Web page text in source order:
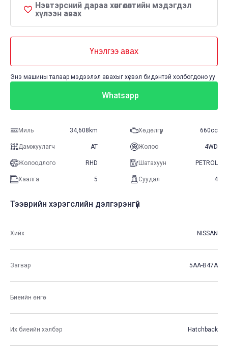
Нэвтэрсний дараа хөнгөлөлтийн мэдэгдэл
хүлээн авах
Үнэлгээ авах
Энэ машины талаар мэдээлэл авахыг хүсвэл бидэнтэй холбогдоно уу
Whatsapp
Миль 34,608km Хөдөлгүүр 660cc
Дамжуулагч AT Жолоо 4WD
Жолоодлого RHD Шатахуун PETROL
Хаалга 5 Суудал 4
Тээврийн хэрэгслийн дэлгэрэнгүй
Хийх NISSAN
Загвар 5AA-B47A
Биеийн өнгө
Их биеийн хэлбэр Hatchback